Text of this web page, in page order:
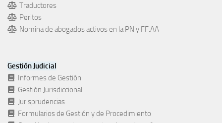
Traductores
Peritos
Nomina de abogados activos en la PN y FF.AA
Gestión Judicial
Informes de Gestión
Gestión Jurisdiccional
Jurisprudencias
Formularios de Gestión y de Procedimiento